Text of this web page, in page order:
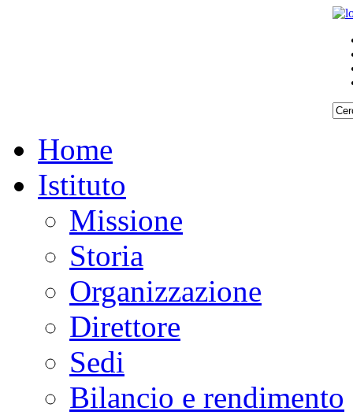
Home
Istituto
Missione
Storia
Organizzazione
Direttore
Sedi
Bilancio e rendimento